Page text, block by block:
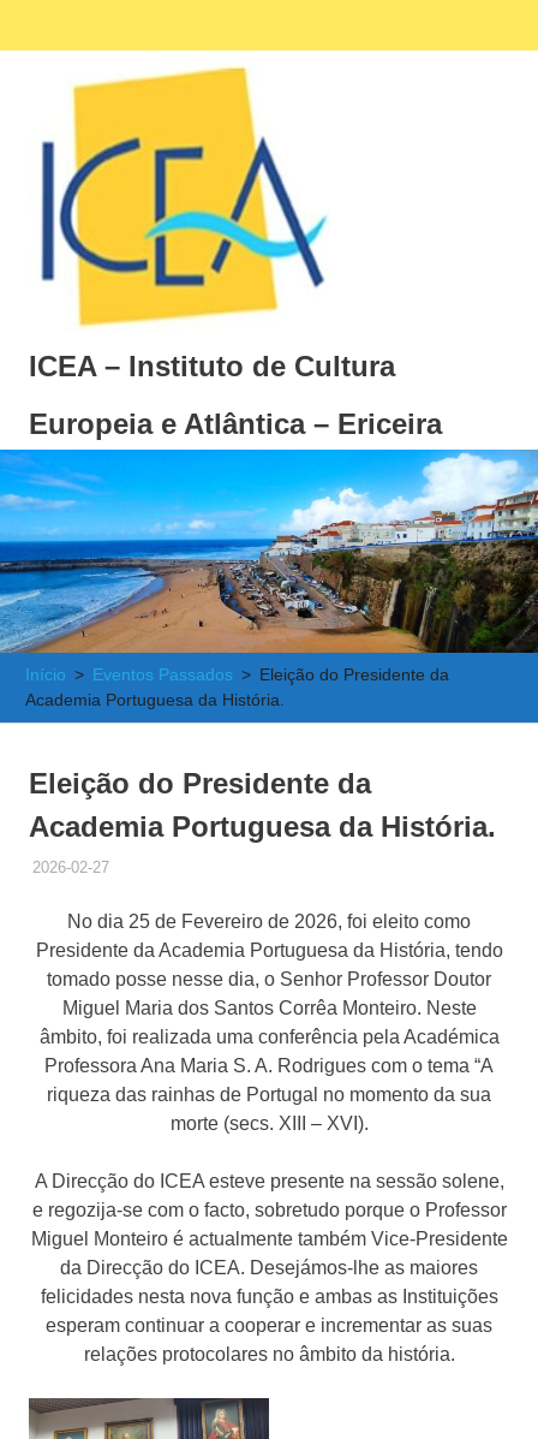
ICEA – Instituto de Cultura
Europeia e Atlântica – Ericeira
Instituto
de
Cultura
Europeia
e
Atlântica
Início Eventos Passados
Eleição do Presidente da
Academia Portuguesa da História.
Eleição do Presidente da
Academia Portuguesa da História.
2026-02-27ADMINISTRADOR
EVENTOS PASSADOS
No dia 25 de Fevereiro de 2026, foi eleito como
Presidente da Academia Portuguesa da História, tendo
tomado posse nesse dia, o Senhor Professor Doutor
Miguel Maria dos Santos Corrêa Monteiro. Neste
âmbito, foi realizada uma conferência pela Académica
Professora Ana Maria S. A. Rodrigues com o tema “A
riqueza das rainhas de Portugal no momento da sua
morte (secs. XIII – XVI).
A Direcção do ICEA esteve presente na sessão solene,
e regozija-se com o facto, sobretudo porque o Professor
Miguel Monteiro é actualmente também Vice-Presidente
da Direcção do ICEA. Desejámos-lhe as maiores
felicidades nesta nova função e ambas as Instituições
esperam continuar a cooperar e incrementar as suas
relações protocolares no âmbito da história.